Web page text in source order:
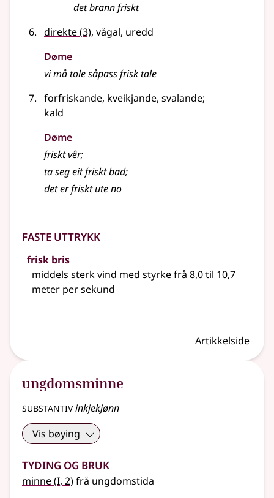
det brann friskt
direkte(3), vågal, uredd
Døme
vi må tole såpass frisk tale
forfriskande, kveikjande, svalande;
kald
Døme
friskt vêr;
ta seg eit friskt bad;
det er friskt ute no
Faste uttrykk
frisk bris
middels sterk vind med styrke frå 8,0 til 10,7
meter per sekund
Artikkelside
ungdomsminne
substantivinkjekjønn
Vis bøying
Tyding og bruk
minne(1
I, 2)frå ungdomstida